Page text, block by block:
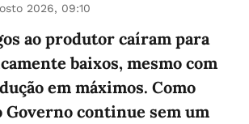
2026, 09:10
ao produtor caíram para
baixos, mesmo com
em máximos. Como
Governo continue sem um